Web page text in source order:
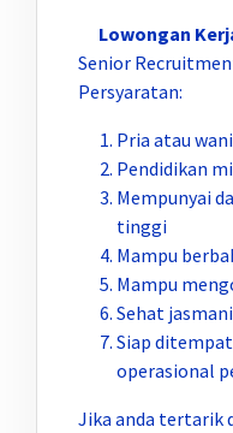
Lowongan
Senior
Persyaratan:
Pria atau
Pendidikan
Mempunyai
tinggi
Mampu
Mampu
Sehat
Siap
operasional
Jika anda tertarik